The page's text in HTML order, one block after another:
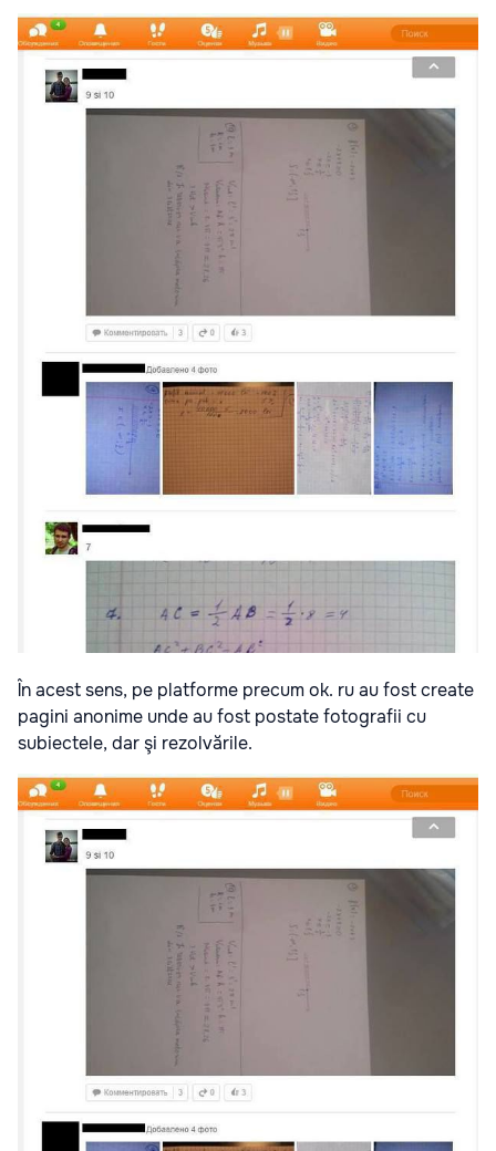
În acest sens, pe platforme precum ok. ru au fost create
pagini anonime unde au fost postate fotografii cu
subiectele, dar şi rezolvările.